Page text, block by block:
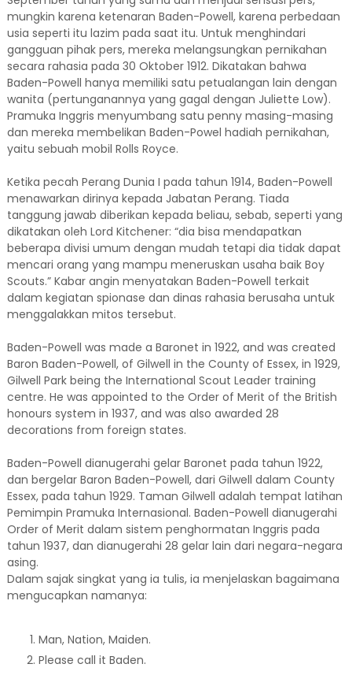
mungkin karena ketenaran Baden-Powell, karena perbedaan
usia seperti itu lazim pada saat itu. Untuk menghindari
gangguan pihak pers, mereka melangsungkan pernikahan
secara rahasia pada 30 Oktober 1912. Dikatakan bahwa
Baden-Powell hanya memiliki satu petualangan lain dengan
wanita (pertunganannya yang gagal dengan Juliette Low).
Pramuka Inggris menyumbang satu penny masing-masing
dan mereka membelikan Baden-Powel hadiah pernikahan,
yaitu sebuah mobil Rolls Royce.
Ketika pecah Perang Dunia I pada tahun 1914, Baden-Powell
menawarkan dirinya kepada Jabatan Perang. Tiada
tanggung jawab diberikan kepada beliau, sebab, seperti yang
dikatakan oleh Lord Kitchener: “dia bisa mendapatkan
beberapa divisi umum dengan mudah tetapi dia tidak dapat
mencari orang yang mampu meneruskan usaha baik Boy
Scouts.” Kabar angin menyatakan Baden-Powell terkait
dalam kegiatan spionase dan dinas rahasia berusaha untuk
menggalakkan mitos tersebut.
Baden-Powell was made a Baronet in 1922, and was created
Baron Baden-Powell, of Gilwell in the County of Essex, in 1929,
Gilwell Park being the International Scout Leader training
centre. He was appointed to the Order of Merit of the British
honours system in 1937, and was also awarded 28
decorations from foreign states.
Baden-Powell dianugerahi gelar Baronet pada tahun 1922,
dan bergelar Baron Baden-Powell, dari Gilwell dalam County
Essex, pada tahun 1929. Taman Gilwell adalah tempat latihan
Pemimpin Pramuka Internasional. Baden-Powell dianugerahi
Order of Merit dalam sistem penghormatan Inggris pada
tahun 1937, dan dianugerahi 28 gelar lain dari negara-negara
asing.
Dalam sajak singkat yang ia tulis, ia menjelaskan bagaimana
mengucapkan namanya:
Man, Nation, Maiden.
Please call it Baden.